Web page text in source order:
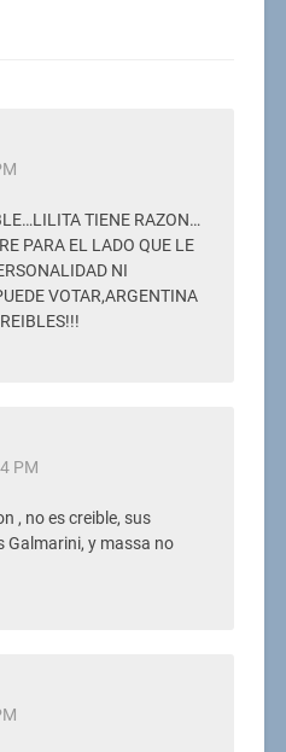
TIENE RAZON…
PARA EL LADO QUE LE
NI
VOTAR,ARGENTINA
PM
, no es creible, sus
Galmarini, y massa no